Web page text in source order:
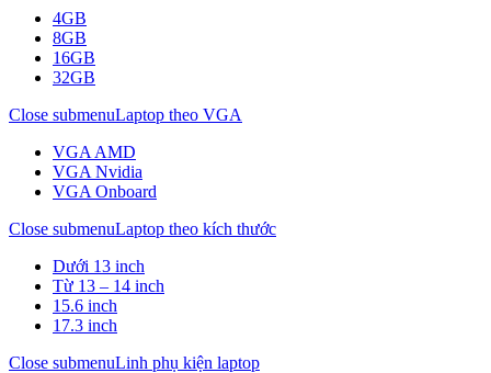
4GB
8GB
16GB
32GB
Close submenuLaptop theo VGA
VGA AMD
VGA Nvidia
VGA Onboard
Close submenuLaptop theo kích thước
Dưới 13 inch
Từ 13 – 14 inch
15.6 inch
17.3 inch
Close submenuLinh phụ kiện laptop